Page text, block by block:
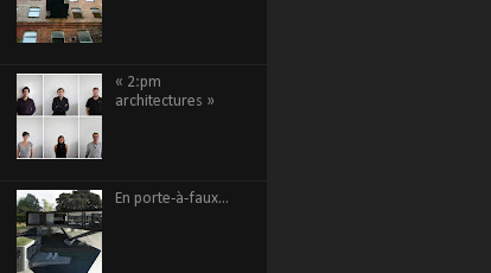
« 2:pm
architectures »
En porte-à-faux...